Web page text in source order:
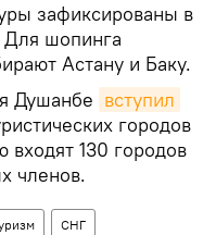
зафиксированы в
Для шопинга
Астану и Баку.
Душанбе вступил
городов
входят 130 городов
членов.
СНГ